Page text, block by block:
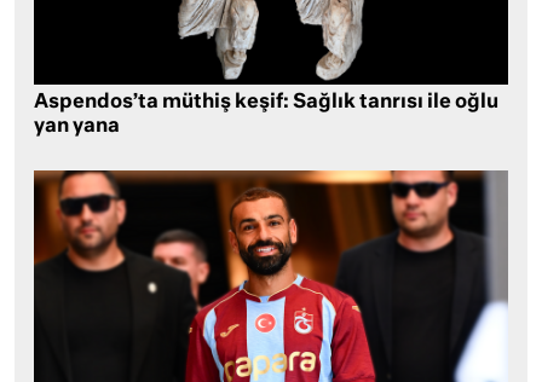
Aspendos’ta müthiş keşif: Sağlık tanrısı ile oğlu
yan yana